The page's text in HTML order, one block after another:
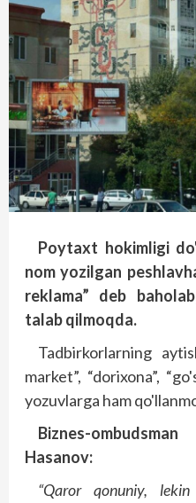
Poytaxt hokimligi
nom yozilgan
reklama” deb
talab qilmoqda.
Tadbirkorlarning
market”, “dorixona”,
yozuvlarga ham
Biznes-
Hasanov:
“Qaror qonuniy,